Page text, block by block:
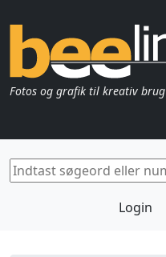
Fotos og grafik til kreativ brug
Login